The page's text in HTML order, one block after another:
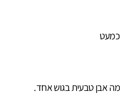
כמעט
אבן טבעית בגוש אחד.